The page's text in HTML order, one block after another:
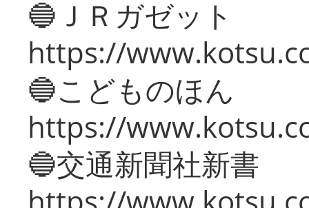
🔵ＪＲガゼット
https://
🔵こどものほん
https://
🔵交通新聞社新書